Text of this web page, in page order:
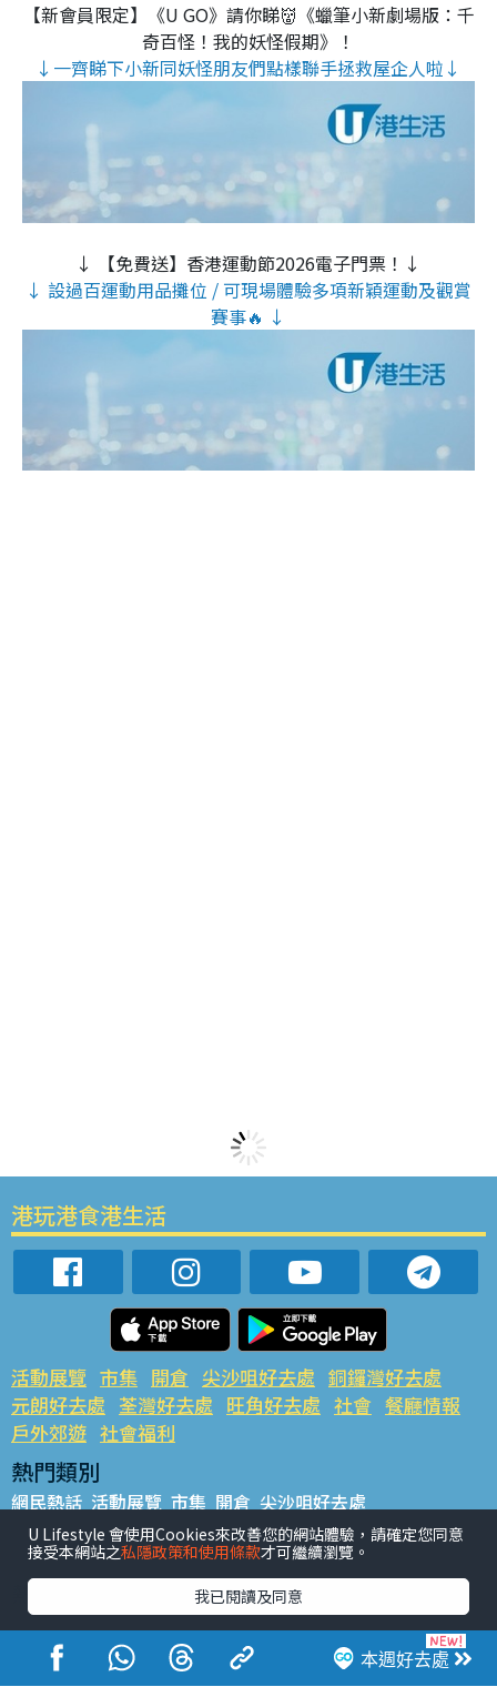
【新會員限定】《U GO》請你睇👹《蠟筆小新劇場版：千
奇百怪！我的妖怪假期》！
↓一齊睇下小新同妖怪朋友們點樣聯手拯救屋企人啦↓
↓ 【免費送】香港運動節2026電子門票！↓
↓ 設過百運動用品攤位 / 可現場體驗多項新穎運動及觀賞
賽事🔥 ↓
本週好去處
港玩港食港生活
活動展覽 市集 開倉 尖沙咀好去處 銅鑼灣好去處
元朗好去處 荃灣好去處 旺角好去處 社會 餐廳情報
戶外郊遊 社會福利
熱門類別
網民熱話 活動展覽 市集 開倉 尖沙咀好去處
銅鑼灣好去處 元朗好去處 荃灣好去處 旺角好去處 社會
餐廳情報 戶外郊遊
熱門標籤
#UGO搵好去處 #人氣活動推介 #美食社群熱話
#親子玩樂好去處
#ULifestyle應用程式
#限時搶
#UJetso禮物放送
#ULifestyle商戶中心 #著數
U Lifestyle 會使用Cookies來改善您的網站體驗，請確定您同意
接受本網站之私隱政策和使用條款才可繼續瀏覽。
我已閱讀及同意